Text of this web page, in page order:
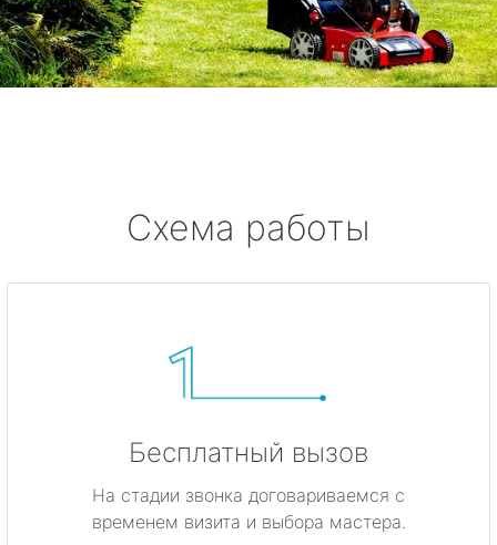
Схема работы
Бесплатный вызов
На стадии звонка договариваемся с
временем визита и выбора мастера.